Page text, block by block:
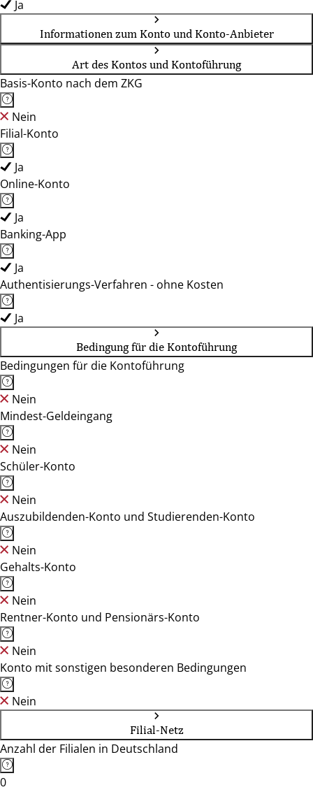
Ja
Informationen zum Konto und Konto-Anbieter
Art des Kontos und Kontoführung
Basis-Konto nach dem ZKG
Nein
Filial-Konto
Ja
Online-Konto
Ja
Banking-App
Ja
Authentisierungs-Verfahren - ohne Kosten
Ja
Bedingung für die Kontoführung
Bedingungen für die Kontoführung
Nein
Mindest-Geldeingang
Nein
Schüler-Konto
Nein
Auszubildenden-Konto und Studierenden-Konto
Nein
Gehalts-Konto
Nein
Rentner-Konto und Pensionärs-Konto
Nein
Konto mit sonstigen besonderen Bedingungen
Nein
Filial-Netz
Anzahl der Filialen in Deutschland
0